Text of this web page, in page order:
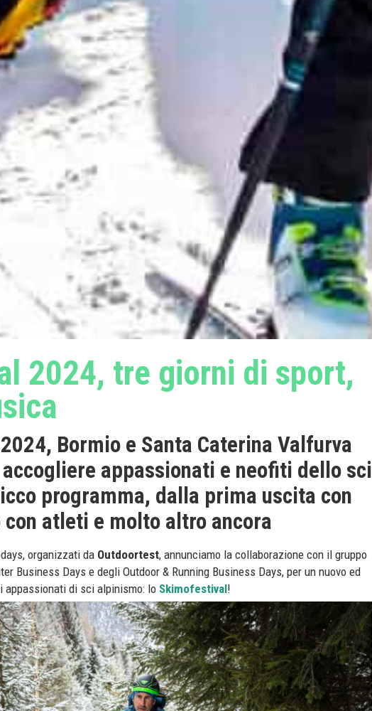
2024, tre giorni di sport,
Bormio e Santa Caterina Valfurva
appassionati e neofiti dello sci
programma, dalla prima uscita con
atleti e molto altro ancora
organizzati da Outdoortest, annunciamo la collaborazione con il gruppo
Business Days e degli Outdoor & Running Business Days, per un nuovo ed
di sci alpinismo: lo Skimofestival!